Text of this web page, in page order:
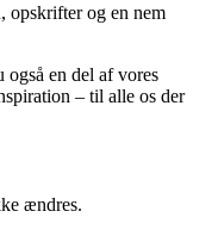
opskrifter og en nem
en del af vores
– til alle os der
ændres.